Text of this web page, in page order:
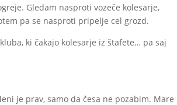
Gledam nasproti vozeče kolesarje,
pa se nasproti pripelje cel grozd.
ki čakajo kolesarje iz štafete… pa saj
je prav, samo da česa ne pozabim. Mare